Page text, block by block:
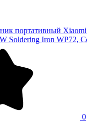
портативный
Soldering Iron WP72,
0